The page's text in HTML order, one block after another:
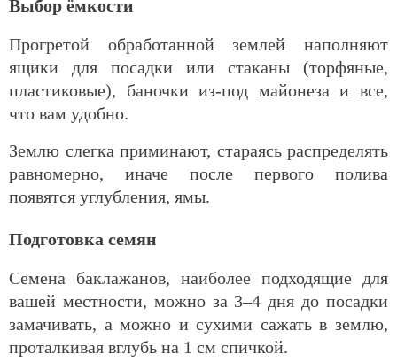
Выбор ёмкости
Прогретой обработанной землей наполняют
ящики для посадки или стаканы (торфяные,
пластиковые), баночки из-под майонеза и все,
что вам удобно.
Землю слегка приминают, стараясь распределять
равномерно, иначе после первого полива
появятся углубления, ямы.
Подготовка семян
Семена баклажанов, наиболее подходящие для
вашей местности, можно за 3–4 дня до посадки
замачивать, а можно и сухими сажать в землю,
проталкивая вглубь на 1 см спичкой.